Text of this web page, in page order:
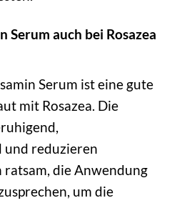
Serum auch bei Rosazea
Serum ist eine gute
mit Rosazea. Die
und reduzieren
ratsam, die Anwendung
um die